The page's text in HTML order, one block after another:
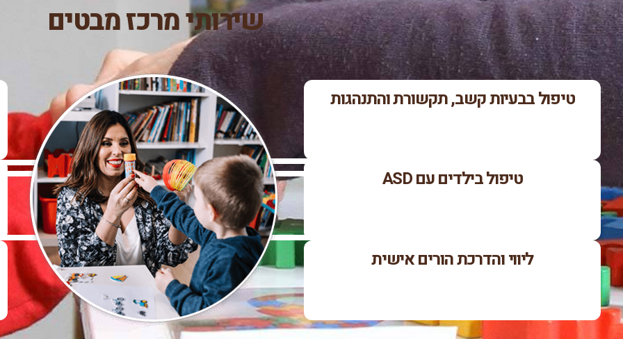
שירותי מרכז מבטים
טיפול בבעיות קשב, תקשורת והתנהגות
טיפול בילדים עם ASD
ליווי והדרכת הורים אישית